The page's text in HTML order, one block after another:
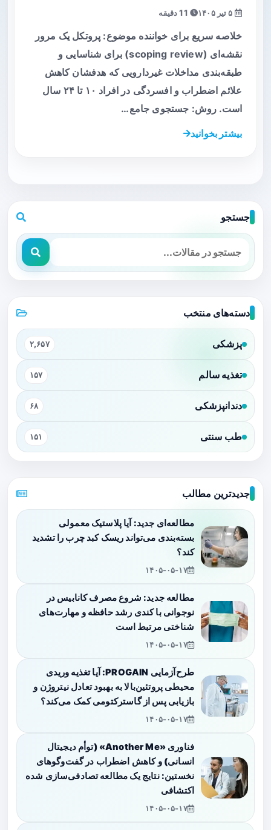
خلاصه سریع برای خواننده موضوع: پروتکل یک مرور
نقشه‌ای (scoping review) برای شناسایی و
طبقه‌بندی مداخلات غیردارویی که هدفشان کاهش
علائم اضطراب و افسردگی در افراد ۱۰ تا ۲۴ سال
است. روش: جستجوی جامع…
بیشتر بخوانید
جستجو
دسته‌های منتخب
پزشکی ۲,۶۵۷
تغذیه سالم ۱۵۷
دندانپزشکی ۶۸
طب سنتی ۱۵۱
جدیدترین مطالب
مطالعه‌ای جدید: آیا پلاستیک معمولی
بسته‌بندی می‌تواند ریسک کبد چرب را تشدید
کند؟
۱۴۰۵-۰۵-۱۷
مطالعه جدید: شروع مصرف کانابیس در
نوجوانی با کندی رشد حافظه و مهارت‌های
شناختی مرتبط است
۱۴۰۵-۰۵-۱۷
طرح‌آزمایی PROGAIN: آیا تغذیه وریدی
محیطی پروتئین‌بالا به بهبود تعادل نیتروژن و
بازیابی پس از گاسترکتومی کمک می‌کند؟
۱۴۰۵-۰۵-۱۷
فناوری «Another Me» (توأم دیجیتال
انسانی) و کاهش اضطراب در گفت‌وگوهای
نخستین: نتایج یک مطالعه تصادفی‌سازی شده
اکتشافی
۱۴۰۵-۰۵-۱۷